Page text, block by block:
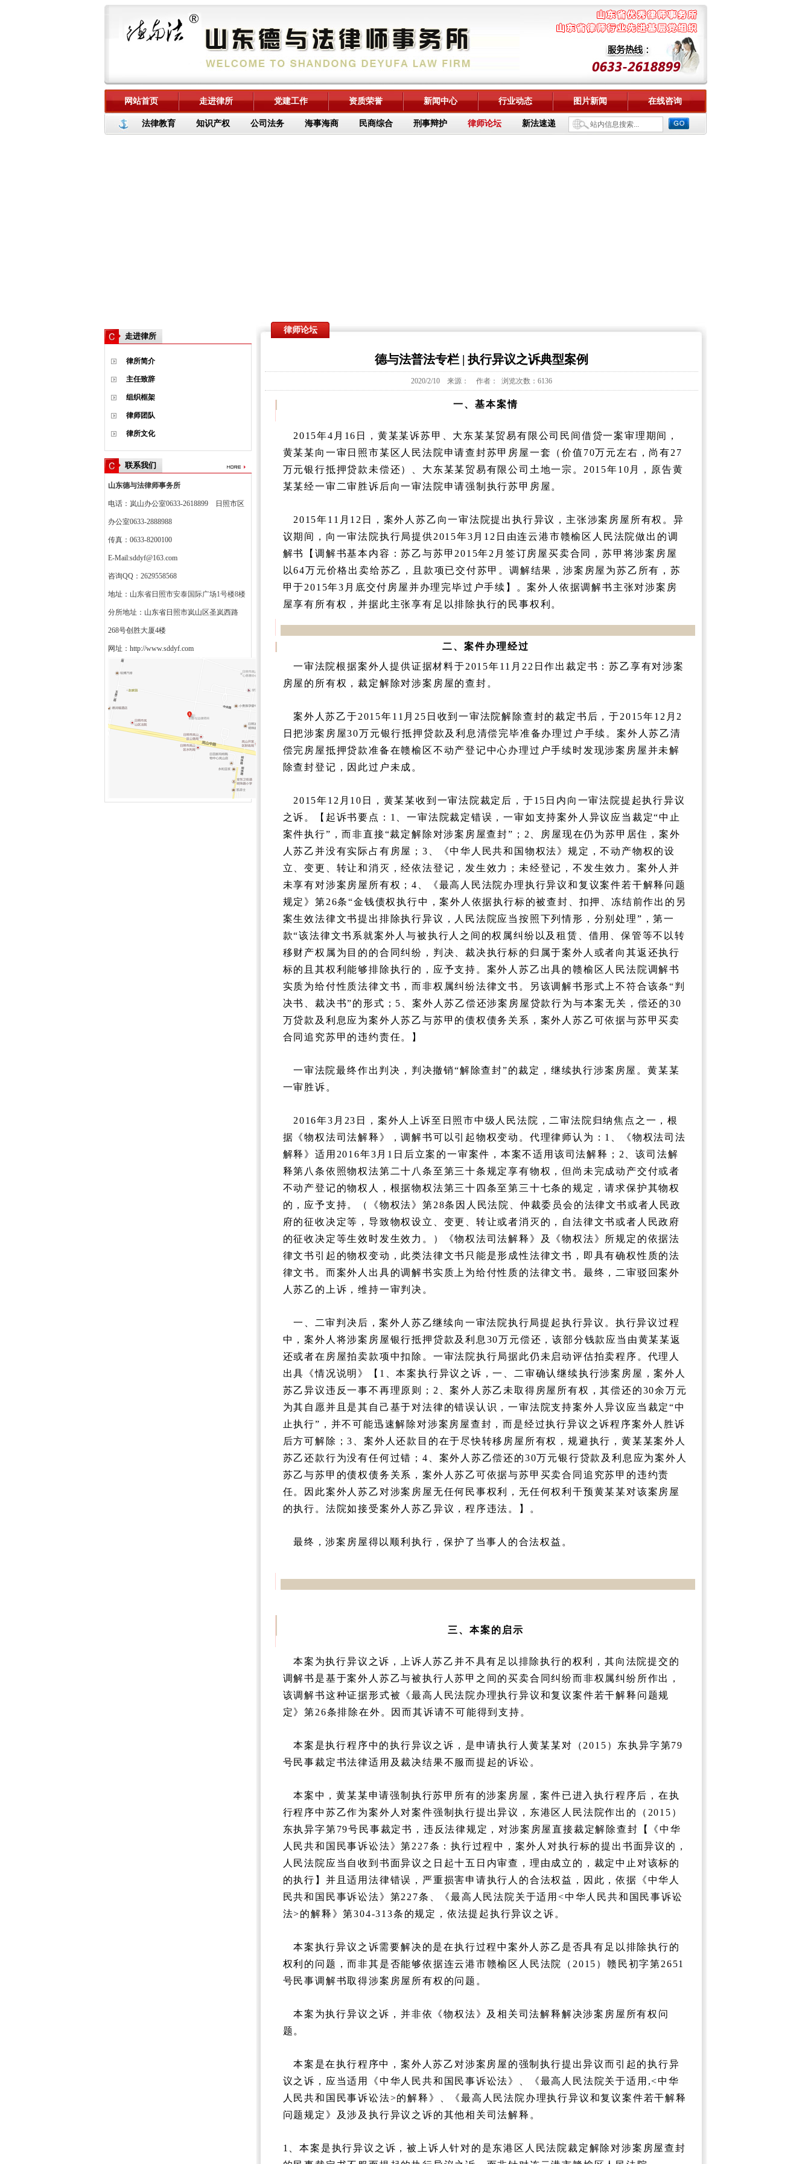
网站首页 走进律所 党建工作 资质荣誉 新闻中心 行业动态 图片新闻 在线咨询
法律教育 知识产权 公司法务 海事海商 民商综合 刑事辩护 律师论坛 新法速递
走进律所
律所简介
主任致辞
组织框架
律师团队
律所文化
联系我们
山东德与法律师事务所
电话：岚山办公室0633-2618899 日照市区
办公室0633-2888988
传真：0633-8200100
E-Mail:sddyf@163.com
咨询QQ：2629558568
地址：山东省日照市安泰国际广场1号楼8楼
分所地址：山东省日照市岚山区圣岚西路
268号创胜大厦4楼
网址： http://www.sddyf.com
律师论坛
德与法普法专栏 | 执行异议之诉典型案例
2020/2/10 来源： 作者： 浏览次数：6136
一、基本案情
2015年4月16日，黄某某诉苏甲、大东某某贸易有限公司民间借贷一案审理期间，
黄某某向一审日照市某区人民法院申请查封苏甲房屋一套（价值70万元左右，尚有27
万元银行抵押贷款未偿还）、大东某某贸易有限公司土地一宗。2015年10月，原告黄
某某经一审二审胜诉后向一审法院申请强制执行苏甲房屋。
2015年11月12日，案外人苏乙向一审法院提出执行异议，主张涉案房屋所有权。异
议期间，向一审法院执行局提供2015年3月12日由连云港市赣榆区人民法院做出的调
解书【调解书基本内容：苏乙与苏甲2015年2月签订房屋买卖合同，苏甲将涉案房屋
以64万元价格出卖给苏乙，且款项已交付苏甲。调解结果，涉案房屋为苏乙所有，苏
甲于2015年3月底交付房屋并办理完毕过户手续】。案外人依据调解书主张对涉案房
屋享有所有权，并据此主张享有足以排除执行的民事权利。
二、案件办理经过
一审法院根据案外人提供证据材料于2015年11月22日作出裁定书：苏乙享有对涉案
房屋的所有权，裁定解除对涉案房屋的查封。
案外人苏乙于2015年11月25日收到一审法院解除查封的裁定书后，于2015年12月2
日把涉案房屋30万元银行抵押贷款及利息清偿完毕准备办理过户手续。案外人苏乙清
偿完房屋抵押贷款准备在赣榆区不动产登记中心办理过户手续时发现涉案房屋并未解
除查封登记，因此过户未成。
2015年12月10日，黄某某收到一审法院裁定后，于15日内向一审法院提起执行异议
之诉。【起诉书要点：1、一审法院裁定错误，一审如支持案外人异议应当裁定“中止
案件执行”，而非直接“裁定解除对涉案房屋查封”；2、房屋现在仍为苏甲居住，案外
人苏乙并没有实际占有房屋；3、《中华人民共和国物权法》规定，不动产物权的设
立、变更、转让和消灭，经依法登记，发生效力；未经登记，不发生效力。案外人并
未享有对涉案房屋所有权；4、《最高人民法院办理执行异议和复议案件若干解释问题
规定》第26条“金钱债权执行中，案外人依据执行标的被查封、扣押、冻结前作出的另
案生效法律文书提出排除执行异议，人民法院应当按照下列情形，分别处理”，第一
款“该法律文书系就案外人与被执行人之间的权属纠纷以及租赁、借用、保管等不以转
移财产权属为目的的合同纠纷，判决、裁决执行标的归属于案外人或者向其返还执行
标的且其权利能够排除执行的，应予支持。案外人苏乙出具的赣榆区人民法院调解书
实质为给付性质法律文书，而非权属纠纷法律文书。另该调解书形式上不符合该条“判
决书、裁决书”的形式；5、案外人苏乙偿还涉案房屋贷款行为与本案无关，偿还的30
万贷款及利息应为案外人苏乙与苏甲的债权债务关系，案外人苏乙可依据与苏甲买卖
合同追究苏甲的违约责任。】
一审法院最终作出判决，判决撤销“解除查封”的裁定，继续执行涉案房屋。黄某某
一审胜诉。
2016年3月23日，案外人上诉至日照市中级人民法院，二审法院归纳焦点之一，根
据《物权法司法解释》，调解书可以引起物权变动。代理律师认为：1、《物权法司法
解释》适用2016年3月1日后立案的一审案件，本案不适用该司法解释；2、该司法解
释第八条依照物权法第二十八条至第三十条规定享有物权，但尚未完成动产交付或者
不动产登记的物权人，根据物权法第三十四条至第三十七条的规定，请求保护其物权
的，应予支持。（《物权法》第28条因人民法院、仲裁委员会的法律文书或者人民政
府的征收决定等，导致物权设立、变更、转让或者消灭的，自法律文书或者人民政府
的征收决定等生效时发生效力。）《物权法司法解释》及《物权法》所规定的依据法
律文书引起的物权变动，此类法律文书只能是形成性法律文书，即具有确权性质的法
律文书。而案外人出具的调解书实质上为给付性质的法律文书。最终，二审驳回案外
人苏乙的上诉，维持一审判决。
一、二审判决后，案外人苏乙继续向一审法院执行局提起执行异议。执行异议过程
中，案外人将涉案房屋银行抵押贷款及利息30万元偿还，该部分钱款应当由黄某某返
还或者在房屋拍卖款项中扣除。一审法院执行局据此仍未启动评估拍卖程序。代理人
出具《情况说明》【1、本案执行异议之诉，一、二审确认继续执行涉案房屋，案外人
苏乙异议违反一事不再理原则；2、案外人苏乙未取得房屋所有权，其偿还的30余万元
为其自愿并且是其自己基于对法律的错误认识，一审法院支持案外人异议应当裁定“中
止执行”，并不可能迅速解除对涉案房屋查封，而是经过执行异议之诉程序案外人胜诉
后方可解除；3、案外人还款目的在于尽快转移房屋所有权，规避执行，黄某某案外人
苏乙还款行为没有任何过错；4、案外人苏乙偿还的30万元银行贷款及利息应为案外人
苏乙与苏甲的债权债务关系，案外人苏乙可依据与苏甲买卖合同追究苏甲的违约责
任。因此案外人苏乙对涉案房屋无任何民事权利，无任何权利干预黄某某对该案房屋
的执行。法院如接受案外人苏乙异议，程序违法。】。
最终，涉案房屋得以顺利执行，保护了当事人的合法权益。
三、本案的启示
本案为执行异议之诉，上诉人苏乙并不具有足以排除执行的权利，其向法院提交的
调解书是基于案外人苏乙与被执行人苏甲之间的买卖合同纠纷而非权属纠纷所作出，
该调解书这种证据形式被《最高人民法院办理执行异议和复议案件若干解释问题规
定》第26条排除在外。因而其诉请不可能得到支持。
本案是执行程序中的执行异议之诉，是申请执行人黄某某对（2015）东执异字第79
号民事裁定书法律适用及裁决结果不服而提起的诉讼。
本案中，黄某某申请强制执行苏甲所有的涉案房屋，案件已进入执行程序后，在执
行程序中苏乙作为案外人对案件强制执行提出异议，东港区人民法院作出的（2015）
东执异字第79号民事裁定书，违反法律规定，对涉案房屋直接裁定解除查封【《中华
人民共和国民事诉讼法》第227条：执行过程中，案外人对执行标的提出书面异议的，
人民法院应当自收到书面异议之日起十五日内审查，理由成立的，裁定中止对该标的
的执行】并且适用法律错误，严重损害申请执行人的合法权益，因此，依据《中华人
民共和国民事诉讼法》第227条、《最高人民法院关于适用<中华人民共和国民事诉讼
法>的解释》第304-313条的规定，依法提起执行异议之诉。
本案执行异议之诉需要解决的是在执行过程中案外人苏乙是否具有足以排除执行的
权利的问题，而非其是否能够依据连云港市赣榆区人民法院（2015）赣民初字第2651
号民事调解书取得涉案房屋所有权的问题。
本案为执行异议之诉，并非依《物权法》及相关司法解释解决涉案房屋所有权问
题。
本案是在执行程序中，案外人苏乙对涉案房屋的强制执行提出异议而引起的执行异
议之诉，应当适用《中华人民共和国民事诉讼法》、《最高人民法院关于适用,<中华
人民共和国民事诉讼法>的解释》、《最高人民法院办理执行异议和复议案件若干解释
问题规定》及涉及执行异议之诉的其他相关司法解释。
1、本案是执行异议之诉，被上诉人针对的是东港区人民法院裁定解除对涉案房屋查封